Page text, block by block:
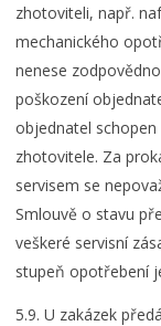
zhotoviteli, např.
mechanického
nenese
poškození
objednatel
zhotovitele. Za
servisem se
Smlouvě o stavu
veškeré servisní
stupeň opotřebení
5.9. U zakázek